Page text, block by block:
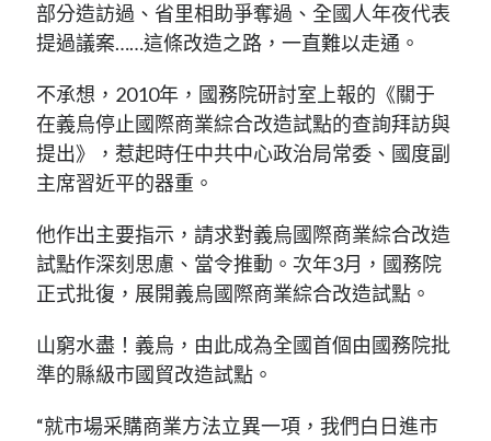
部分造訪過、省里相助爭奪過、全國人年夜代表
提過議案……這條改造之路，一直難以走通。
不承想，2010年，國務院研討室上報的《關于
在義烏停止國際商業綜合改造試點的查詢拜訪與
提出》，惹起時任中共中心政治局常委、國度副
主席習近平的器重。
他作出主要指示，請求對義烏國際商業綜合改造
試點作深刻思慮、當令推動。次年3月，國務院
正式批復，展開義烏國際商業綜合改造試點。
山窮水盡！義烏，由此成為全國首個由國務院批
準的縣級市國貿改造試點。
“就市場采購商業方法立異一項，我們白日進市